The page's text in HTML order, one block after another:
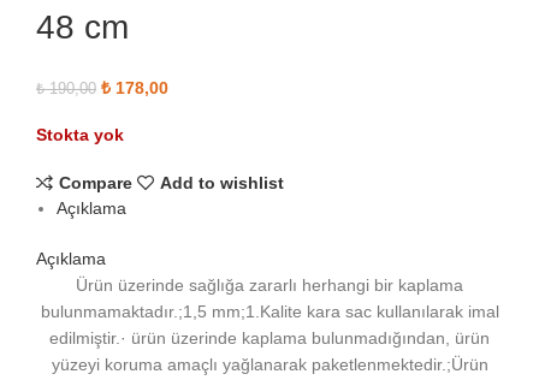
48 cm
₺190,00 Orijinal fiyat: ₺ 190,00.
₺ 178,00
Stokta yok
Compare
Add to wishlist
Açıklama
Açıklama
Ürün üzerinde sağlığa zararlı herhangi bir kaplama
bulunmamaktadır.;1,5 mm;1.Kalite kara sac kullanılarak imal
edilmiştir.· ürün üzerinde kaplama bulunmadığından, ürün
yüzeyi koruma amaçlı yağlanarak paketlenmektedir.;Ürün